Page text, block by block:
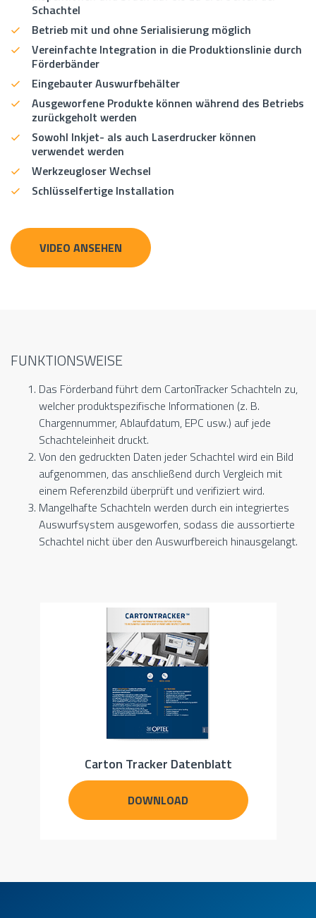
Schachtel
Betrieb mit und ohne Serialisierung möglich
Vereinfachte Integration in die Produktionslinie durch
Förderbänder
Eingebauter Auswurfbehälter
Ausgeworfene Produkte können während des Betriebs
zurückgeholt werden
Sowohl Inkjet- als auch Laserdrucker können
verwendet werden
Werkzeugloser Wechsel
Schlüsselfertige Installation
VIDEO ANSEHEN
FUNKTIONSWEISE
Das Förderband führt dem CartonTracker Schachteln zu,
welcher produktspezifische Informationen (z. B.
Chargennummer, Ablaufdatum, EPC usw.) auf jede
Schachteleinheit druckt.
Von den gedruckten Daten jeder Schachtel wird ein Bild
aufgenommen, das anschließend durch Vergleich mit
einem Referenzbild überprüft und verifiziert wird.
Mangelhafte Schachteln werden durch ein integriertes
Auswurfsystem ausgeworfen, sodass die aussortierte
Schachtel nicht über den Auswurfbereich hinausgelangt.
Carton Tracker Datenblatt
DOWNLOAD